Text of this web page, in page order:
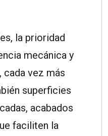
la prioridad
mecánica y
cada vez más
superficies
acabados
faciliten la